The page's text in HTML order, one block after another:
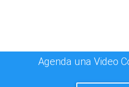
Agenda una Video